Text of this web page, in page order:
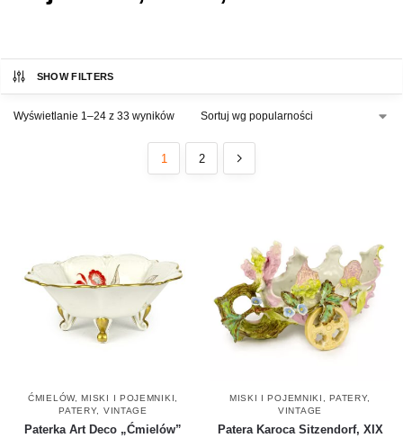
SHOW FILTERS
Wyświetlanie 1–24 z 33 wyników
1 2
ĆMIELÓW,MISKI I POJEMNIKI
PATERY, VINTAGE
Paterka Art Deco „Ćmielów”
MISKI I POJEMNIKI ,PATERY,
VINTAGE
Patera Karoca Sitzendorf, XIX